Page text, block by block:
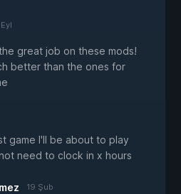
Eyl
great job on these mods!
better than the ones for
game I'll be about to play
need to clock in x hours
19 Şub